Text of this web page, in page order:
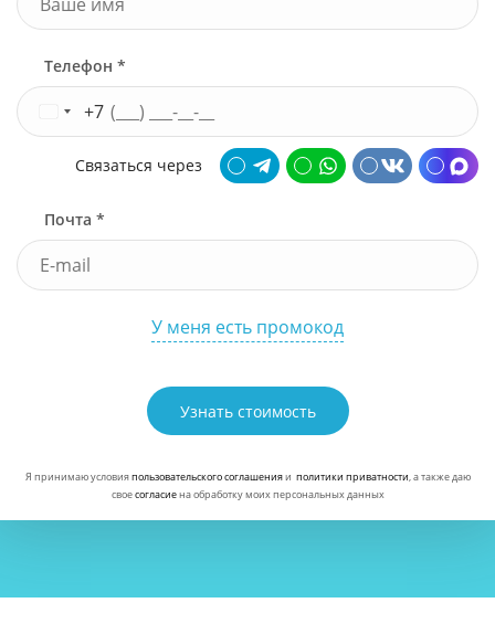
Телефон *
+7
Связаться через
Почта *
У меня есть промокод
Узнать стоимость
Я принимаю условияпользовательского соглашенияи политики приватности, а также даю
своесогласиена обработку моих персональных данных